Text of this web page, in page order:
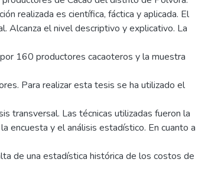
realizada es científica, fáctica y aplicada. El
Alcanza el nivel descriptivo y explicativo. La
160 productores cacaoteros y la muestra
Para realizar esta tesis se ha utilizado el
transversal. Las técnicas utilizadas fueron la
encuesta y el análisis estadístico. En cuanto a
de una estadística histórica de los costos de